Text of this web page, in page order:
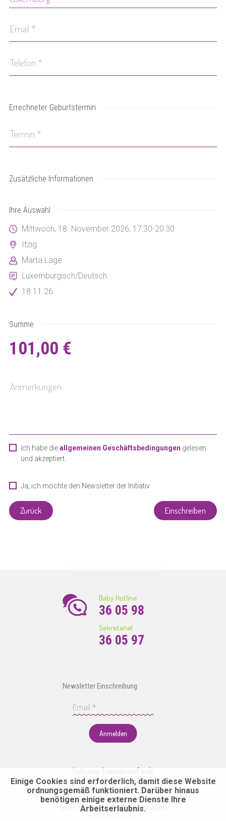
Errechneter Geburtstermin
Zusätzliche Informationen
Ihre Auswahl
Mittwoch, 18. November 2026, 17:30-20:30
Itzig
Marta Lage
Luxemburgisch/Deutsch
18.11.26
Summe
101,00 €
Ich habe dieallgemeinen Geschäftsbedingungen gelesen
und akzeptiert.
Ja, ich möchte den Newsletter der Initiativ
Einschreiben
Zurück
Baby Hotline
36 05 98
Sekretariat
36 05 97
Newsletter Einschreibung
Anmelden
Initiativ Liewensufank
asbl
CCPL LU47 1111 0484 6562 0000
BCEE LU41 0019 7000 0278 6000
Einige Cookies sind erforderlich, damit diese Website
ordnungsgemäß funktioniert. Darüber hinaus
benötigen einige externe Dienste Ihre
Arbeitserlaubnis.